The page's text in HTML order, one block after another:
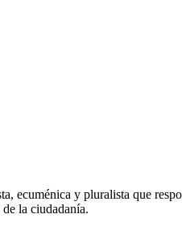
ecuménica y pluralista que
la ciudadanía.